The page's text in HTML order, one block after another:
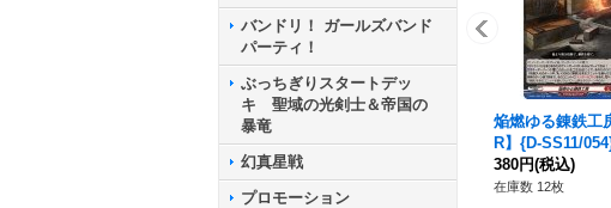
バンドリ！ ガールズバンド
パーティ！
ぶっちぎりスタートデッ
キ 聖域の光剣士＆帝国の
暴竜
幻真星戦
プロモーション
焔燃ゆる錬鉄工
R】{D-SS11/
ラゴンエンパイ
380円(税込)
在庫数 12枚